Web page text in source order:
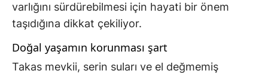
varlığını sürdürebilmesi için hayati bir önem
taşıdığına dikkat çekiliyor.
Doğal yaşamın korunması şart
Takas mevkii, serin suları ve el değmemiş